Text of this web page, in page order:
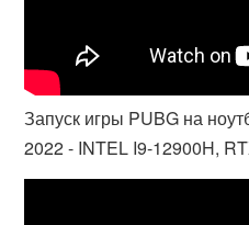
Запуск игры PUBG на
2022 - INTEL I9-12900H,